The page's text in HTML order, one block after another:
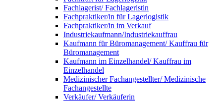
Fachlagerist/ Fachlageristin
Fachpraktiker/in für Lagerlogistik
Fachpraktiker/in im Verkauf
Industriekaufmann/Industriekauffrau
Kaufmann für Büromanagement/ Kauffrau für
Büromanagement
Kaufmann im Einzelhandel/ Kauffrau im
Einzelhandel
Medizinischer Fachangestellter/ Medizinische
Fachangestellte
Verkäufer/ Verkäuferin